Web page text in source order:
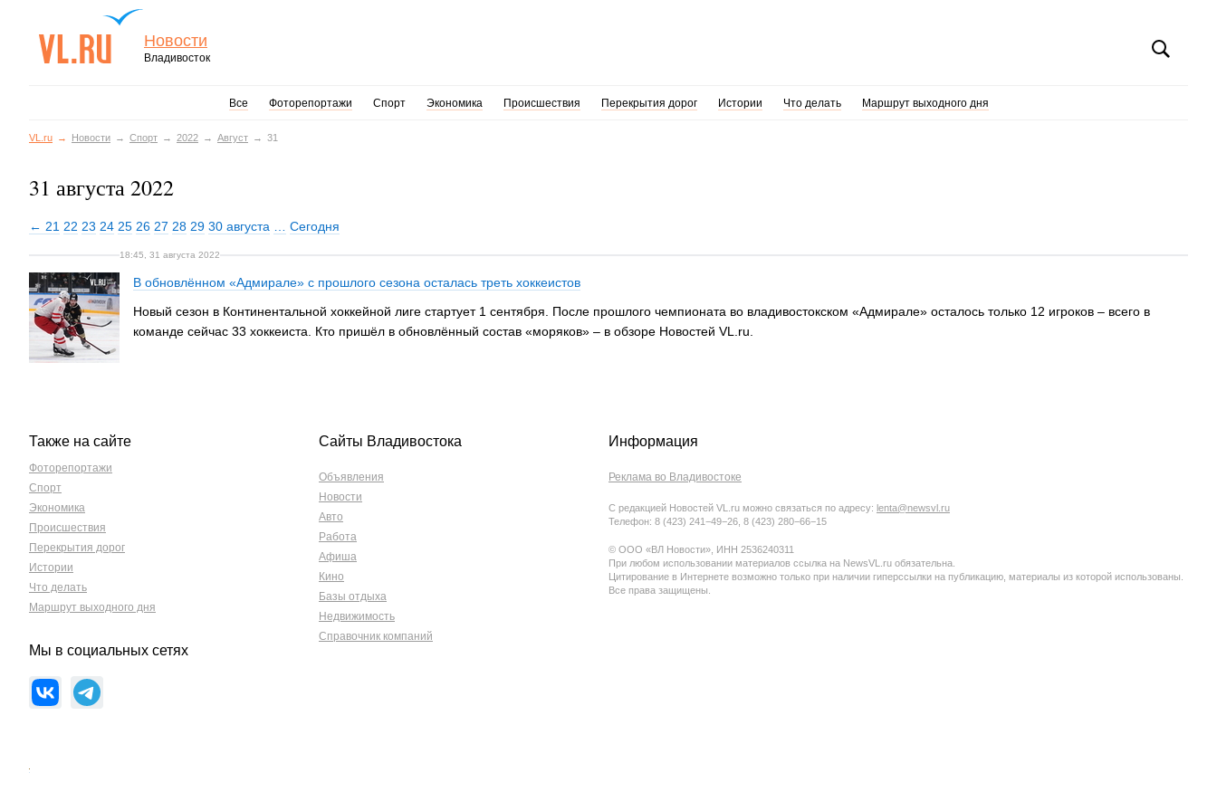
Новости
Владивосток
Все Фоторепортажи Спорт Экономика Происшествия Перекрытия дорог Истории Что делать Маршрут выходного дня
VL.ru Новости Спорт 2022 Август 31
31 августа 2022
← 21 22 23 24 25 26 27 28 29 30 августа Сегодня
18:45, 31 августа 2022
В обновлённом «Адмирале» с прошлого сезона осталась треть хоккеистов
Новый сезон в Континентальной хоккейной лиге стартует 1 сентября. После прошлого чемпионата во владивостокском «Адмирале» осталось только 12 игроков – всего в
команде сейчас 33 хоккеиста. Кто пришёл в обновлённый состав «моряков» – в обзоре Новостей VL.ru.
Также на сайте
Фоторепортажи
Спорт
Экономика
Происшествия
Перекрытия дорог
Истории
Что делать
Маршрут выходного дня
Мы в социальных сетях
Сайты Владивостока
Объявления
Новости
Авто
Работа
Афиша
Кино
Базы отдыха
Недвижимость
Справочник компаний
Информация
Реклама во Владивостоке
С редакцией Новостей VL.ru можно связаться по адресу: lenta@newsvl.ru
Телефон: 8 (423) 241−49−26, 8 (423) 280−66−15
© ООО «ВЛ Новости», ИНН 2536240311
При любом использовании материалов ссылка на NewsVL.ru обязательна.
Цитирование в Интернете возможно только при наличии гиперссылки на публикацию, материалы из которой использованы.
Все права защищены.